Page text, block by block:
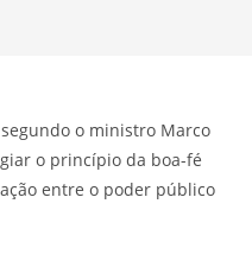
o ministro Marco
o princípio da boa-fé
entre o poder público